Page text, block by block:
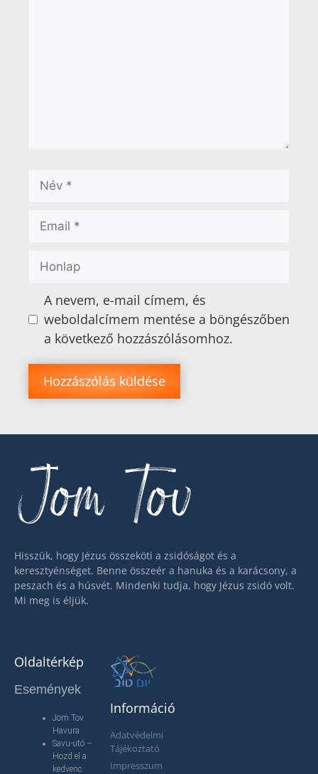
A nevem, e-mail címem, és
weboldalcímem mentése a böngészőben
a következő hozzászólásomhoz.
Jom Tov
Hisszük, hogy Jézus összeköti a zsidóságot és a
keresztyénséget. Benne összeér a hanuka és a karácsony, a
peszach és a húsvét. Mindenki tudja, hogy Jézus zsidó volt.
Mi meg is éljük.
Oldaltérkép
Események
Jom Tov
Havura
Savu-utó –
Hozd el a
kedvenc
Információ
Adatvédelmi
Tájékoztató
Impresszum